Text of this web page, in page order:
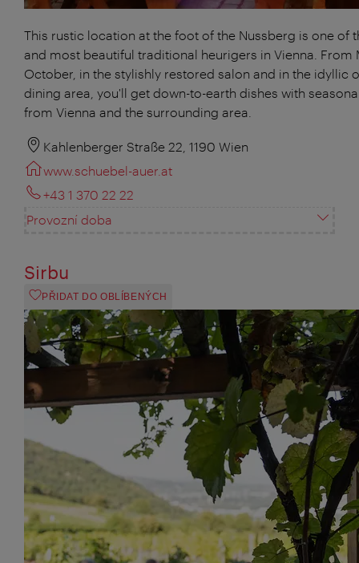
This rustic location at the foot of the Nussberg is one of
and most beautiful traditional heurigers in Vienna. From
October, in the stylishly restored salon and in the idyllic
dining area, you'll get down-to-earth dishes with
from Vienna and the surrounding area.
Kahlenberger Straße 22, 1190 Wien
www.schuebel-auer.at
+43 1 370 22 22
Provozní doba
Sirbu
PŘIDAT DO OBLÍBENÝCH